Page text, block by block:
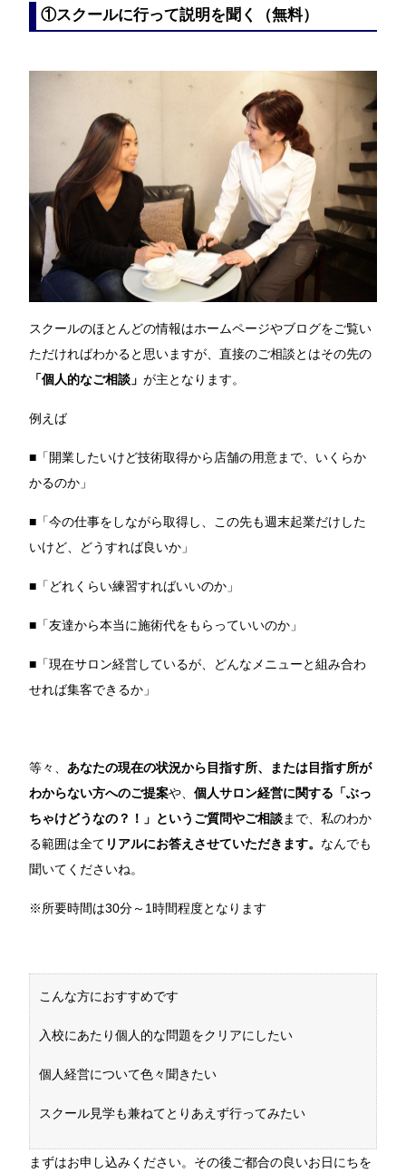
①スクールに行って説明を聞く（無料）
スクールのほとんどの情報はホームページやブログをご覧い
ただければわかると思いますが、直接のご相談とはその先の
「個人的なご相談」が主となります。
例えば
■「開業したいけど技術取得から店舗の用意まで、いくらか
かるのか」
■「今の仕事をしながら取得し、この先も週末起業だけした
いけど、どうすれば良いか」
■「どれくらい練習すればいいのか」
■「友達から本当に施術代をもらっていいのか」
■「現在サロン経営しているが、どんなメニューと組み合わ
せれば集客できるか」
等々、あなたの現在の状況から目指す所、または目指す所が
わからない方へのご提案や、個人サロン経営に関する「ぶっ
ちゃけどうなの？！」というご質問やご相談まで、私のわか
る範囲は全て リアルにお答えさせていただきます。 なんでも
聞いてくださいね。
※所要時間は30分～1時間程度となります
こんな方におすすめです
入校にあたり個人的な問題をクリアにしたい
個人経営について色々聞きたい
スクール見学も兼ねてとりあえず行ってみたい
まずはお申し込みください。その後ご都合の良いお日にちを